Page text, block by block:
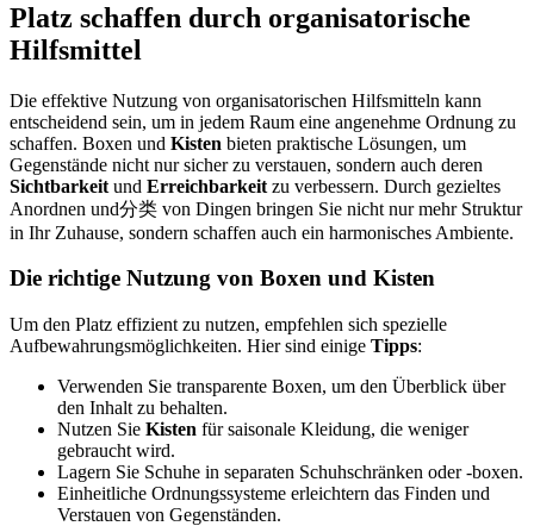
Platz schaffen durch organisatorische
Hilfsmittel
Die effektive Nutzung von organisatorischen Hilfsmitteln kann
entscheidend sein, um in jedem Raum eine angenehme Ordnung zu
schaffen. Boxen und Kisten bieten praktische Lösungen, um
Gegenstände nicht nur sicher zu verstauen, sondern auch deren
Sichtbarkeit und Erreichbarkeit zu verbessern. Durch gezieltes
Anordnen und分类 von Dingen bringen Sie nicht nur mehr Struktur
in Ihr Zuhause, sondern schaffen auch ein harmonisches Ambiente.
Die richtige Nutzung von Boxen und Kisten
Um den Platz effizient zu nutzen, empfehlen sich spezielle
Aufbewahrungsmöglichkeiten. Hier sind einige Tipps:
Verwenden Sie transparente Boxen, um den Überblick über
den Inhalt zu behalten.
Nutzen Sie Kisten für saisonale Kleidung, die weniger
gebraucht wird.
Lagern Sie Schuhe in separaten Schuhschränken oder ‑boxen.
Einheitliche Ordnungssysteme erleichtern das Finden und
Verstauen von Gegenständen.